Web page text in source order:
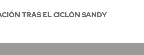
TRAS EL CICLÓN SANDY